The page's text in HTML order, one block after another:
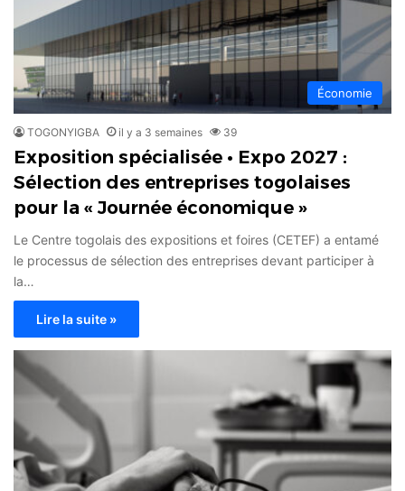
Économie
TOGONYIGBA il y a 3 semaines 39
Exposition spécialisée • Expo 2027 :
Sélection des entreprises togolaises
pour la « Journée économique »
Le Centre togolais des expositions et foires (CETEF) a entamé
le processus de sélection des entreprises devant participer à
la…
Lire la suite »